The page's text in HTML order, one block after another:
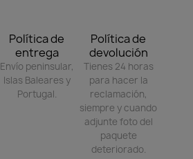
Política de
entrega
Envío peninsular,
Islas Baleares y
Portugal.
Política de
devolución
Tienes 24 horas
para hacer la
reclamación,
siempre y cuando
adjunte foto del
paquete
deteriorado.